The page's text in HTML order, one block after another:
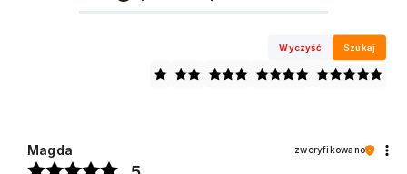
Wyczyść Szukaj
Magda zweryfikowano